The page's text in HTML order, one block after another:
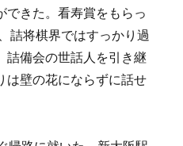
できた。看寿賞をもらっ
詰将棋界ではすっかり過
詰備会の世話人を引き継
は壁の花にならずに話せ